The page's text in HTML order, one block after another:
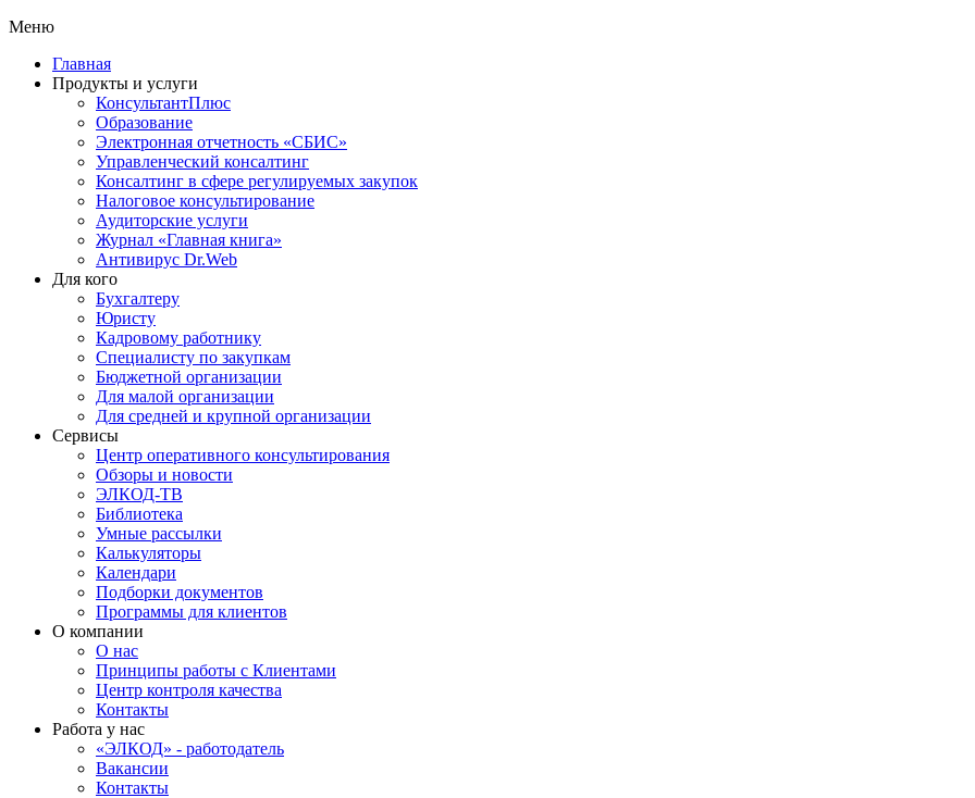
Меню
Главная
Продукты и услуги
КонсультантПлюс
Образование
Электронная отчетность «СБИС»
Управленческий консалтинг
Консалтинг в сфере регулируемых закупок
Налоговое консультирование
Аудиторские услуги
Журнал «Главная книга»
Антивирус Dr.Web
Для кого
Бухгалтеру
Юристу
Кадровому работнику
Специалисту по закупкам
Бюджетной организации
Для малой организации
Для средней и крупной организации
Сервисы
Центр оперативного консультирования
Обзоры и новости
ЭЛКОД-ТВ
Библиотека
Умные рассылки
Калькуляторы
Календари
Подборки документов
Программы для клиентов
О компании
О нас
Принципы работы с Клиентами
Центр контроля качества
Контакты
Работа у нас
«ЭЛКОД» - работодатель
Вакансии
Контакты